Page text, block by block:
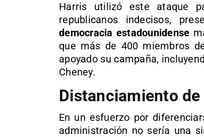
Harris utilizó este ataque
republicanos indecisos,
democracia estadounidense
que más de 400 miembros
apoyado su campaña,
Cheney.
Distanciamiento
En un esfuerzo por
administración no sería una